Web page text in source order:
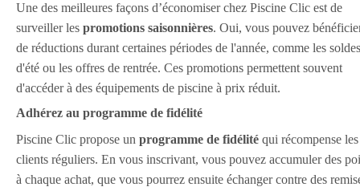
Une des meilleures façons d’économiser chez Piscine Clic est de
surveiller les promotions saisonnières. Oui, vous pouvez
de réductions durant certaines périodes de l'année, comme les soldes
d'été ou les offres de rentrée. Ces promotions permettent souvent
d'accéder à des équipements de piscine à prix réduit.
Adhérez au programme de fidélité
Piscine Clic propose un programme de fidélité qui récompense les
clients réguliers. En vous inscrivant, vous pouvez accumuler des
à chaque achat, que vous pourrez ensuite échanger contre des